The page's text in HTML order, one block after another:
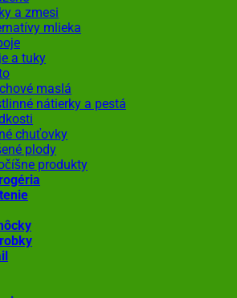
a zmesi
mlieka
a tuky
maslá
nátierky a pestá
chuťovky
plody
produkty